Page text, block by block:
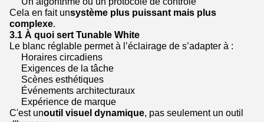
Cela en fait unsystème plus puissant mais plus
complexe.
3.1 À quoi sert Tunable White
Le blanc réglable permet à l’éclairage de s’adapter à :
Horaires circadiens
Exigences de la tâche
Scènes esthétiques
Événements architecturaux
Expérience de marque
C'est unoutil visuel dynamique, pas seulement un outil